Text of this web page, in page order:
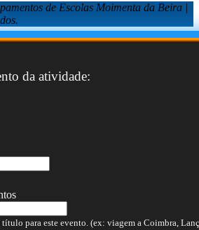
de Escolas Moimenta da Beira |
da atividade:
para este evento. (ex: viagem a Coimbra,